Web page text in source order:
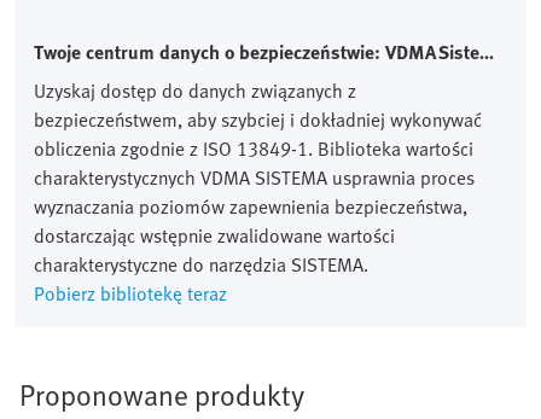
Twoje centrum danych o bezpieczeństwie: VDMA Sistema library
Uzyskaj dostęp do danych związanych z
bezpieczeństwem, aby szybciej i dokładniej wykonywać
obliczenia zgodnie z ISO 13849-1. Biblioteka wartości
charakterystycznych VDMA SISTEMA usprawnia proces
wyznaczania poziomów zapewnienia bezpieczeństwa,
dostarczając wstępnie zwalidowane wartości
charakterystyczne do narzędzia SISTEMA.
Pobierz bibliotekę teraz
Proponowane produkty